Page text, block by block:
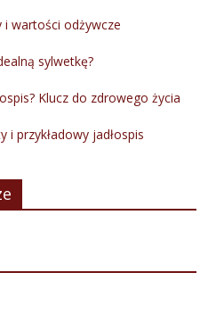
i wartości odżywcze
sylwetkę?
Klucz do zdrowego życia
i przykładowy jadłospis